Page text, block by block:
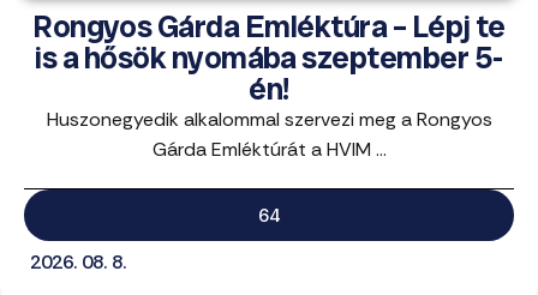
Rongyos Gárda Emléktúra – Lépj te
is a hősök nyomába szeptember 5-
én!
Huszonegyedik alkalommal szervezi meg a Rongyos
Gárda Emléktúrát a HVIM ...
64
2026. 08. 8.